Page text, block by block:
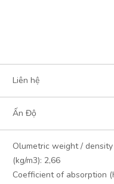
Liên hệ
Ấn Độ
Olumetric weight /
(kg/m3): 2,66
Coefficient of absorption